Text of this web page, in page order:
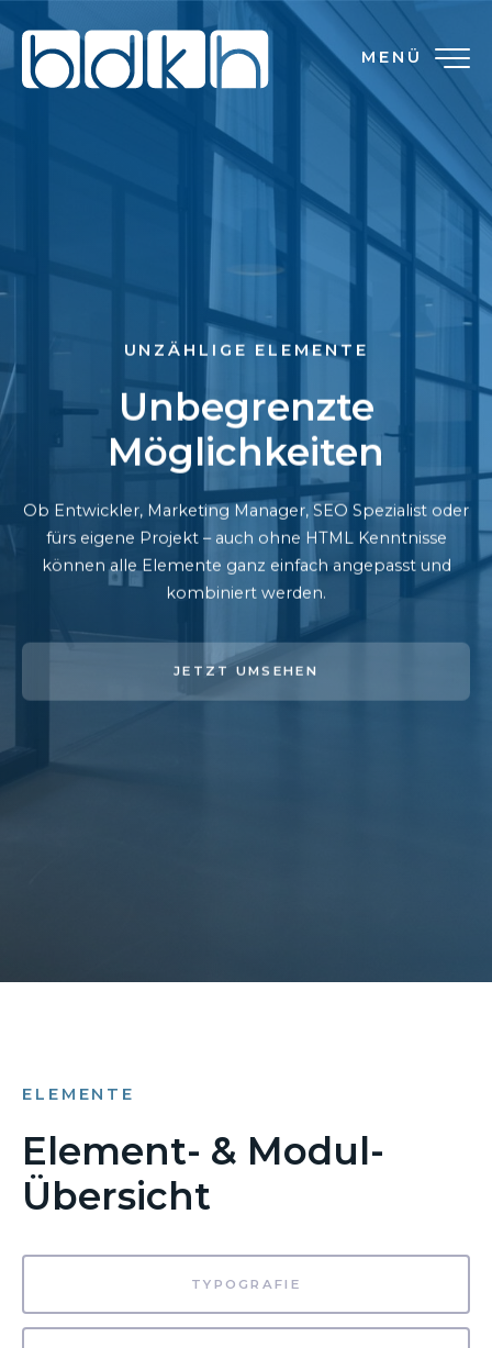
MENÜ
UNZÄHLIGE ELEMENTE
Unbegrenzte
Möglichkeiten
Ob Entwickler, Marketing Manager, SEO Spezialist oder
fürs eigene Projekt – auch ohne HTML Kenntnisse
können alle Elemente ganz einfach angepasst und
kombiniert werden.
JETZT UMSEHEN
ELEMENTE
Element- & Modul-
Übersicht
TYPOGRAFIE